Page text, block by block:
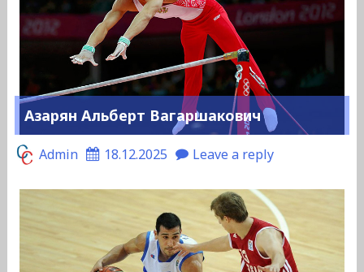
Азарян Альберт Вагаршакович
Admin 18.12.2025 Leave a reply